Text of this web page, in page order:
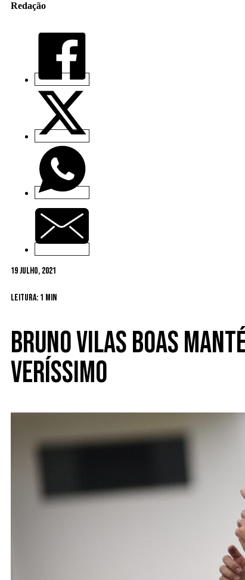
Redação
19 Julho, 2021
Leitura: 1 min
Bruno Vilas Boas
Veríssimo